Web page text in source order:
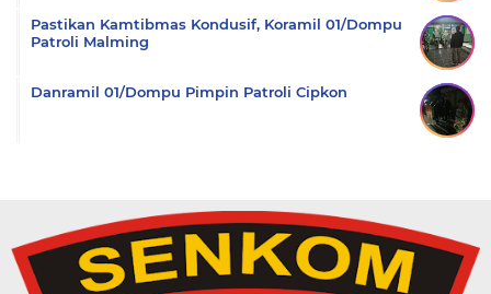
Pastikan Kamtibmas Kondusif, Koramil 01/Dompu
Patroli Malming
Danramil 01/Dompu Pimpin Patroli Cipkon